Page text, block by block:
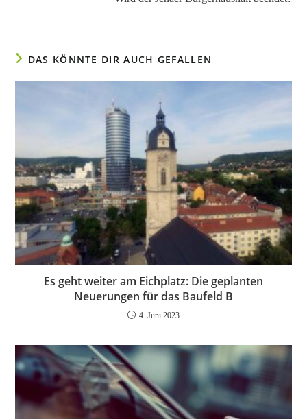
DAS KÖNNTE DIR AUCH GEFALLEN
Es geht weiter am Eichplatz: Die geplanten
Neuerungen für das Baufeld B
4. Juni 2023